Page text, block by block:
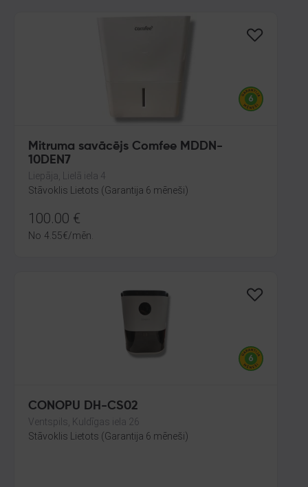
Mitruma savācējs Comfee MDDN-
10DEN7
Liepāja, Lielā iela 4
Stāvoklis Lietots (Garantija 6 mēneši)
100.00 €
No 4.55€/mēn.
CONOPU DH-CS02
Ventspils, Kuldīgas iela 26
Stāvoklis Lietots (Garantija 6 mēneši)